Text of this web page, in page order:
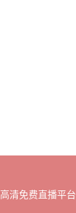
清免费直播平